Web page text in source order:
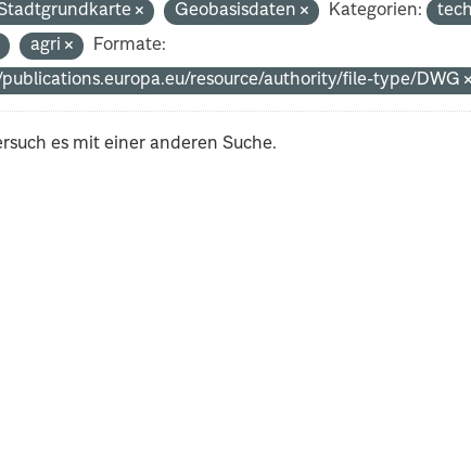
Geobasisdaten Kategorien:
agri
Formate:
resource/authority/file-type/DWG
es mit einer anderen Suche.